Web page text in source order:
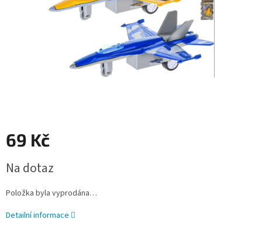
69 Kč
cena:
Na dotaz
Položka byla vyprodána…
Detailní informace